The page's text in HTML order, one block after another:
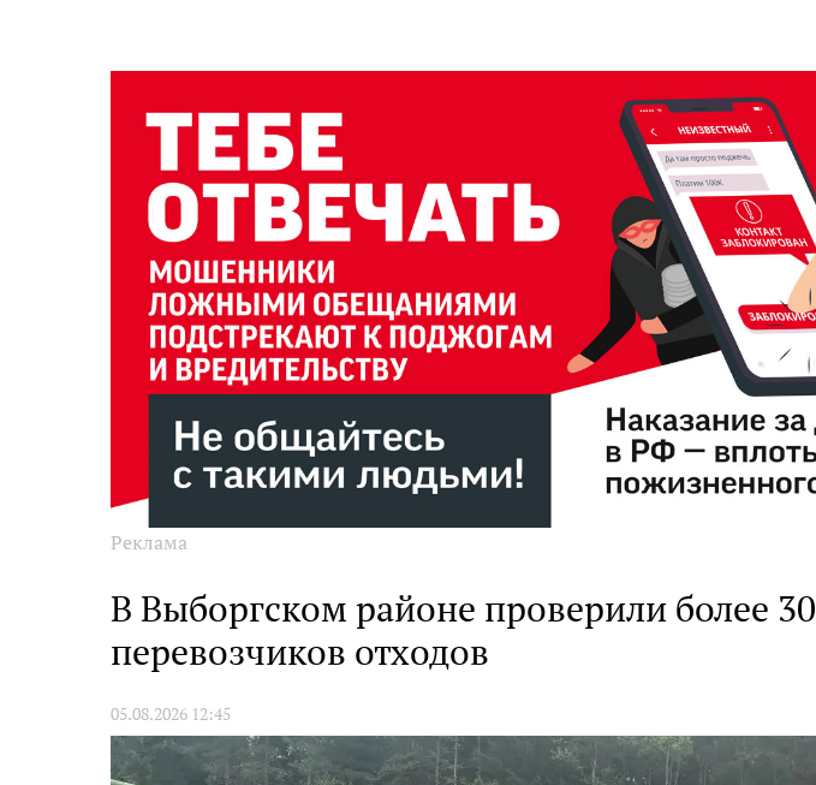
Реклама
В Выборгском районе проверили более 30
перевозчиков отходов
05.08.2026 12:45